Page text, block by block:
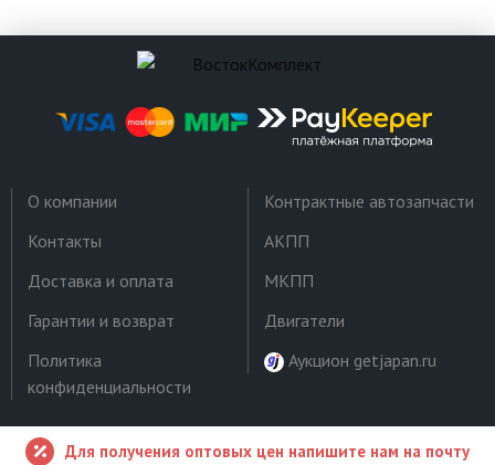
О компании
Контакты
Доставка и оплата
Гарантии и возврат
Политика
конфиденциальности
Контрактные автозапчасти
АКПП
МКПП
Двигатели
Аукцион getjapan.ru
Для получения оптовых цен напишите нам на почту